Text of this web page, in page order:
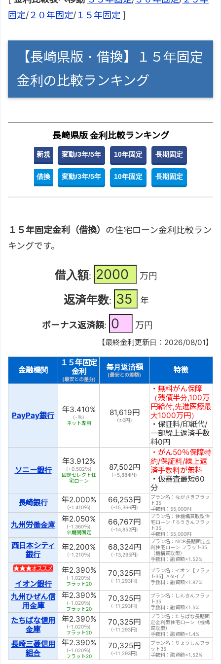
固定/２０年固定/１５年固定 ]
【長崎県版・借換】１５年固定
金利の比較ランキング
長崎県版 金利比較ランキング
新規 変動/3年/5年 10年固定 長期固定
借換 変動/3年/5年 10年固定 長期固定
１５年固定金利（借換） の住宅ローン金利比較ラン
キングです。
借入額: 万円
返済年数: 年
ボーナス返済額: 万円
【最終金利更新日：2026/08/01】
金融機関
１５年固定
金利
(最安との差分)
毎月返済額
(最安との差額) 特徴
PayPay銀行
年3.410%
(-％)
ネット専用
81,619円
(±0円)
・無料がん保障
（残債半分,100万
円給付,先進医療最
大1000万円）
・保証料/印紙代/
一部繰上返済手数
料0円
ソニー銀行
年3.912%
(+0.502％)
固定セレクト住
宅ローン
87,502円
(+5,884円)
・がん50％保障特
約/保証料/繰上返
済手数料が無料
・仮審査最短60
分
長崎銀行
年2.000%
(-1.410％)
66,253円
(-15,366円)
プラン名：ながさきフラッ
ト35
手数料：55,000円
九州労働金庫
年2.050%
(-1.360％)
全期間固定
66,767円
(-14,852円)
プラン名：住機構買取型住
宅ローン「ろうきんフラッ
ト35」
手数料：55,000円
西日本シティ
銀行
年2.200%
(-1.210％)
68,324円
(-13,295円)
プラン名：NCB長期固定金
利住宅ローン フラット35
（機構買取型）
手数料：融資額×1.52%
イオン銀行
年2.390%
(-1.020％)
フラット20
70,325円
(-11,293円)
プラン名：イオン【フラッ
ト35】Aタイプ
手数料：融資額×1.87%
九州ひぜん信
用金庫
年2.390%
(-1.020％)
フラット20
70,325円
(-11,293円)
プラン名：しんきんフラッ
ト35
手数料：融資額×1.5%
たちばな信用
金庫
年2.390%
(-1.020％)
フラット20
70,325円
(-11,293円)
プラン名：たちばな長期固
定金利型住宅ローン（機構
買取型）
手数料：融資額×1.4%
長崎三菱信用
組合
年2.390%
(-1.020％)
フラット20
70,325円
(-11,293円)
プラン名：りょうしんフラ
ット35
手数料：融資額×1.52%